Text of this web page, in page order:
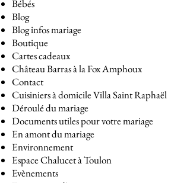
​Bébés
Blog
Blog infos mariage
Boutique
Cartes cadeaux
Château Barras à la Fox Amphoux
Contact
Cuisiniers à domicile Villa Saint Raphaël
Déroulé du mariage
Documents utiles pour votre mariage
En amont du mariage
Environnement
Espace Chalucet à Toulon
Evènements